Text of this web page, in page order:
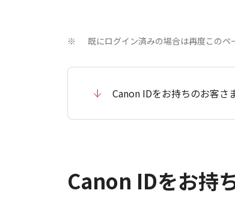
※ 既にログイン済みの場合は再度このペ
Canon IDをお持ちのお客さ
Canon IDをお持